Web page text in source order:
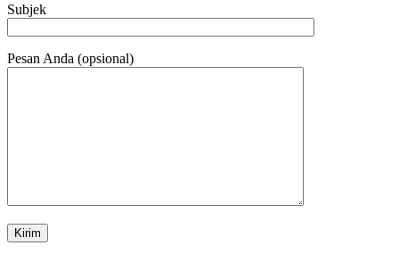
Subjek
Pesan Anda (opsional)